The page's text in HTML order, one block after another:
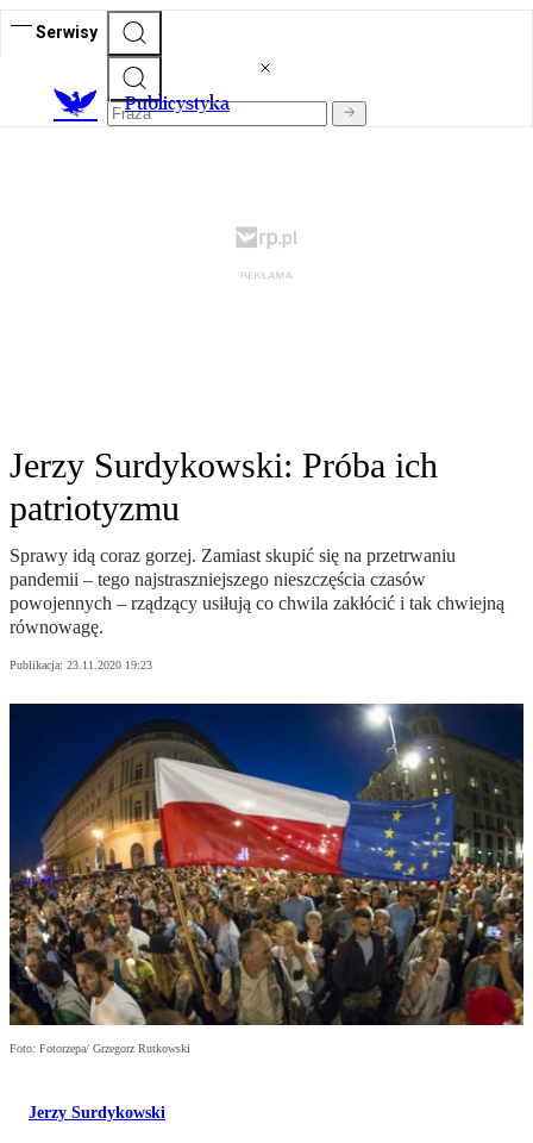
Serwisy
Publicystyka
Jerzy Surdykowski: Próba ich
patriotyzmu
Sprawy idą coraz gorzej. Zamiast skupić się na przetrwaniu
pandemii – tego najstraszniejszego nieszczęścia czasów
powojennych – rządzący usiłują co chwila zakłócić i tak chwiejną
równowagę.
Publikacja: 23.11.2020 19:23
Foto: Fotorzepa/ Grzegorz Rutkowski
Jerzy Surdykowski